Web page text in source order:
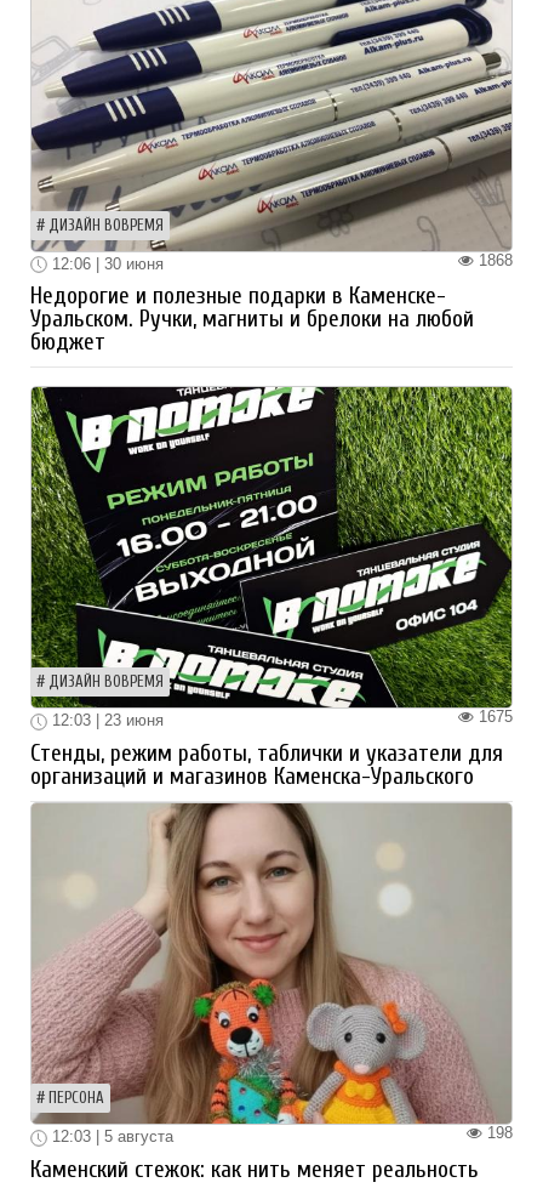
ДИЗАЙН ВОВРЕМЯ
1868
12:06 | 30 июня
Недорогие и полезные подарки в Каменске-
Уральском. Ручки, магниты и брелоки на любой
бюджет
ДИЗАЙН ВОВРЕМЯ
1675
12:03 | 23 июня
Стенды, режим работы, таблички и указатели для
организаций и магазинов Каменска-Уральского
ПЕРСОНА
198
12:03 | 5 августа
Каменский стежок: как нить меняет реальность